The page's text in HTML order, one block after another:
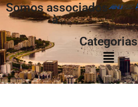
Somos associados
à:
Categorias